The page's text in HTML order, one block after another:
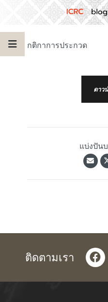
กติกาการประกวด
ดาว
แบ่งปัน
ติดตามเรา